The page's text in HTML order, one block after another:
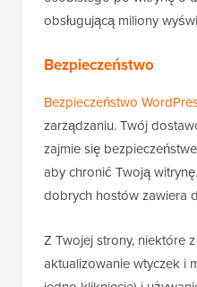
obsługującą miliony
Bezpieczeństwo
Bezpieczeństwo
zarządzaniu. Twój
zajmie się
aby chronić Twoją
dobrych hostów zawiera
Z Twojej strony, niektóre
aktualizowanie wtyczek i